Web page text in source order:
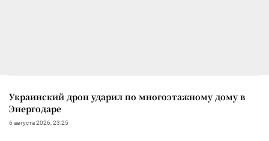
Украинский дрон ударил по многоэтажному дому в
Энергодаре
6 августа 2026, 23:25